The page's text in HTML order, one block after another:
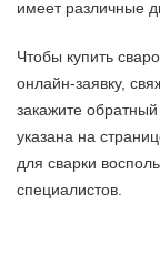
имеет различные
Чтобы купить
онлайн-заявку,
закажите
указана на
для сварки
специалистов.